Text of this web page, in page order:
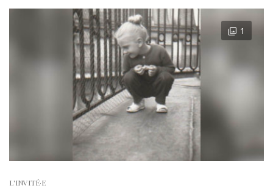
1
L'INVITÉ·E